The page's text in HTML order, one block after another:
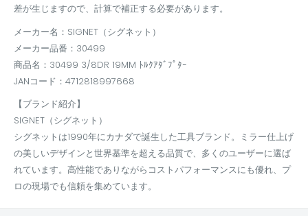
差が生じますので、計算で補正する必要があります。
メーカー名：SIGNET（シグネット）
メーカー品番：30499
商品名：30499 3/8DR 19MM ﾄﾙｸｱﾀﾞﾌﾟﾀｰ
JANコード：4712818997668
【ブランド紹介】
SIGNET（シグネット）
シグネットは1990年にカナダで誕生した工具ブランド。ミラー仕上げ
の美しいデザインと世界基準を超える品質で、多くのユーザーに選ば
れています。高性能でありながらコストパフォーマンスにも優れ、プ
ロの現場でも信頼を集めています。